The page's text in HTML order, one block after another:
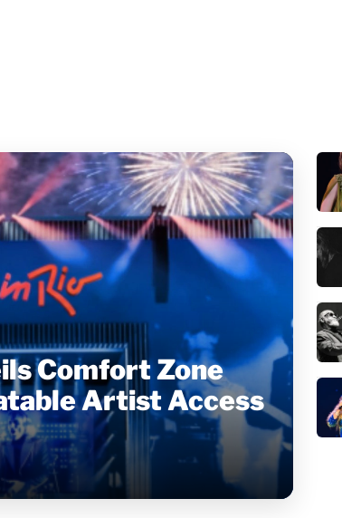
Comfort Zone
Artist Access